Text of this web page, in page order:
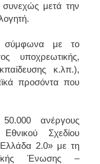
συνεχώς μετά την
σύμφωνα με το
υποχρεωτικής,
κ.λπ.),
προσόντα που
ανέργους
Σχεδίου
2.0» με τη
Ένωσης –